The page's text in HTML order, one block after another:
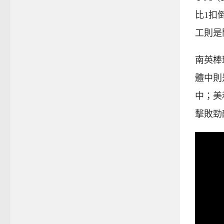
比1扣
工則
南英
體中
中；
擊敗